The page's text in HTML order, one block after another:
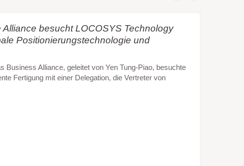
besucht LOCOSYS Technology
Positionierungstechnologie und
Business Alliance, geleitet von Yen Tung-Piao, besuchte
Fertigung mit einer Delegation, die Vertreter von